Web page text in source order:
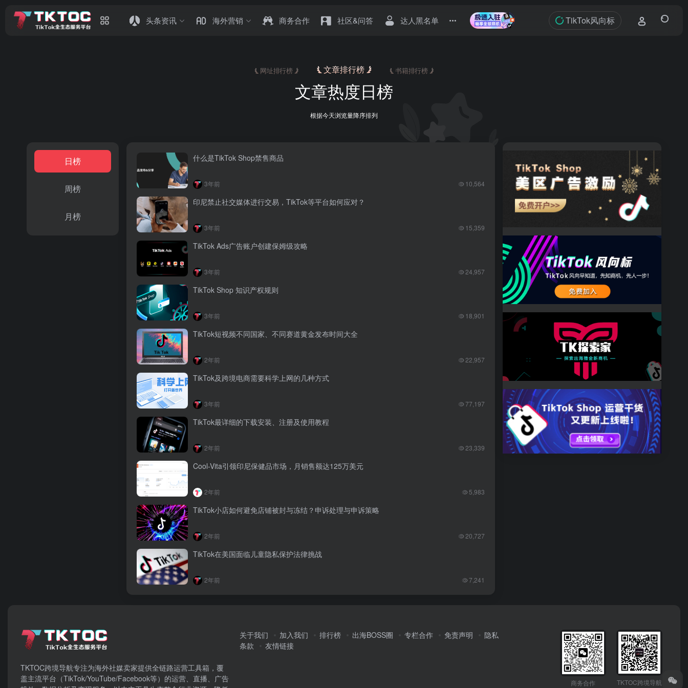
头条资讯 海外营销 商务合作 社区&问答 达人黑名单 TikTok风向标
文章排行榜 书籍排行榜
网址排行榜
文章热度日榜
根据今天浏览量降序排列
日榜
周榜
月榜
什么是TikTok Shop禁售商品
3年前 10,564
印尼禁止社交媒体进行交易，TikTok等平台如何应对？
3年前 15,359
TikTok Ads广告账户创建保姆级攻略
3年前 24,957
TikTok Shop 知识产权规则
3年前 18,901
TikTok短视频不同国家、不同赛道黄金发布时间大全
2年前 22,957
TikTok及跨境电商需要科学上网的几种方式
3年前 77,197
TikTok最详细的下载安装、注册及使用教程
2年前 23,339
Cool-Vita引领印尼保健品市场，月销售额达125万美元
2年前 5,983
TikTok小店如何避免店铺被封与冻结？申诉处理与申诉策略
2年前 20,727
TikTok在美国面临儿童隐私保护法律挑战
2年前 7,241
TKTOC跨境导航​专注为海外社媒卖家提供全链路运营工具箱，覆
盖主流平台（TikTok/YouTube/Facebook等）​的运营、直播、广告
关于我们 加入我们 排行榜 出海BOSS圈 专栏合作 免责声明
隐私
条款
友情链接
商务合作 TKTOC跨境导航